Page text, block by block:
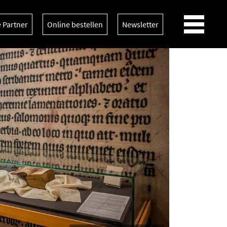
Partner Online bestellen Newsletter